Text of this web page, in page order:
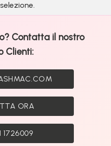
Contatta il nostro
Clienti:
ORA
1726009